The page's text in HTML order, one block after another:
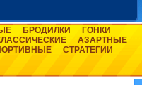
БРОДИЛКИ
ГОНКИ
АЗАРТНЫЕ
СТРАТЕГИИ